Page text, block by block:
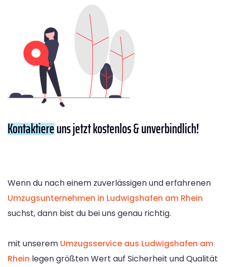
Kontaktiereuns jetzt kostenlos & unverbindlich!
Wenn du nach einem zuverlässigen und erfahrenen
Umzugsunternehmen in Ludwigshafen am Rhein
suchst, dann bist du bei uns genau richtig.
mit unserem Umzugsservice aus Ludwigshafen am
Rhein legen größten Wert auf Sicherheit und Qualität